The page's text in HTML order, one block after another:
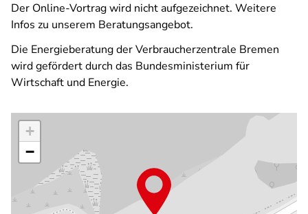
Der Online-Vortrag wird nicht aufgezeichnet. Weitere
Infos zu unserem Beratungsangebot.
Die Energieberatung der Verbraucherzentrale Bremen
wird gefördert durch das Bundesministerium für
Wirtschaft und Energie.
+
−